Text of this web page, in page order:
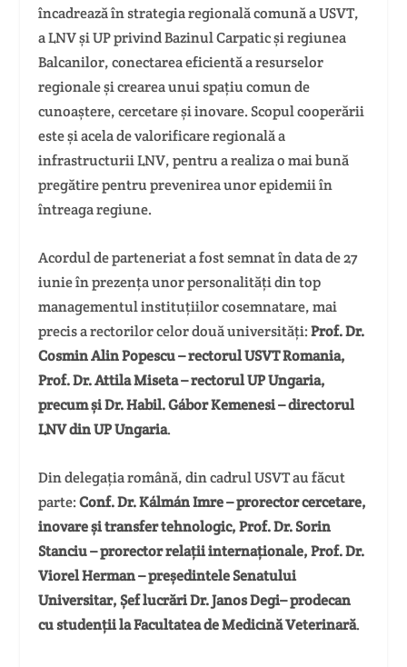
încadrează în strategia regională comună a USVT,
a LNV și UP privind Bazinul Carpatic și regiunea
Balcanilor, conectarea eficientă a resurselor
regionale și crearea unui spațiu comun de
cunoaștere, cercetare și inovare. Scopul cooperării
este și acela de valorificare regională a
infrastructurii LNV, pentru a realiza o mai bună
pregătire pentru prevenirea unor epidemii în
întreaga regiune.
Acordul de parteneriat a fost semnat în data de 27
iunie în prezența unor personalități din top
managementul instituțiilor cosemnatare, mai
precis a rectorilor celor două universități:Prof. Dr.
Cosmin Alin Popescu – rectorul USVT Romania,
Prof. Dr. Attila Miseta – rectorul UP Ungaria,
precum și Dr. Habil. Gábor Kemenesi – directorul
LNV din UP Ungaria.
Din delegația română, din cadrul USVT au făcut
parte:Conf. Dr. Kálmán Imre – prorector cercetare,
inovare și transfer tehnologic, Prof. Dr. Sorin
Stanciu – prorector relații internaționale, Prof. Dr.
Viorel Herman – președintele Senatului
Universitar, Șef lucrări Dr. Janos Degi– prodecan
cu studenții la Facultatea de Medicină Veterinară.